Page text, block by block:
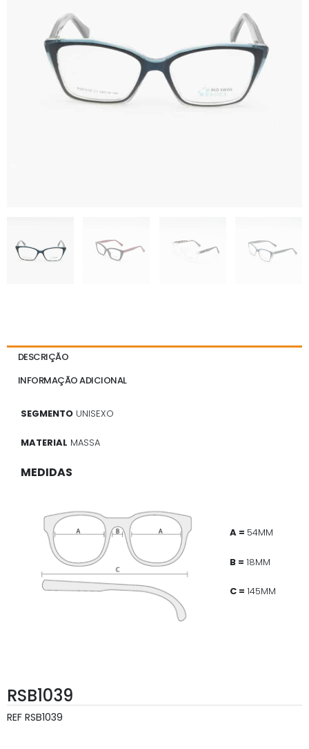
DESCRIÇÃO
INFORMAÇÃO ADICIONAL
SEGMENTO UNISEXO
MATERIAL MASSA
MEDIDAS
A = 54MM
B = 18MM
C = 145MM
RSB1039
REF RSB1039